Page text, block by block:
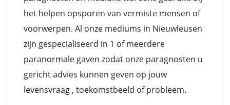
het helpen opsporen van vermiste mensen of
voorwerpen. Al onze mediums in Nieuwleusen
zijn gespecialiseerd in 1 of meerdere
paranormale gaven zodat onze paragnosten u
gericht advies kunnen geven op jouw
levensvraag , toekomstbeeld of probleem.